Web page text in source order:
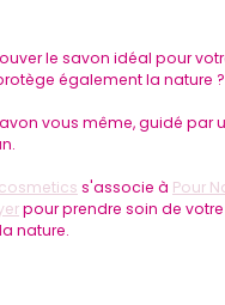
le savon idéal pour
également la nature ?
vous même, guidé par
s'associe à Pour
pour prendre soin de
nature.